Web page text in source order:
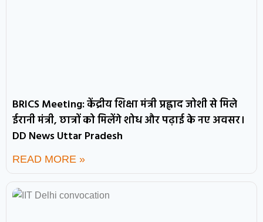
BRICS Meeting: केंद्रीय शिक्षा मंत्री प्रह्लाद जोशी से मिले
ईरानी मंत्री, छात्रों को मिलेंगे शोध और पढ़ाई के नए अवसर।
DD News Uttar Pradesh
READ MORE »